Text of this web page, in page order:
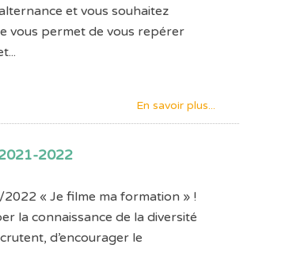
et vous souhaitez
vous permet de vous repérer
En savoir plus...
2022
« Je filme ma formation » !
la connaissance de la diversité
d’encourager le